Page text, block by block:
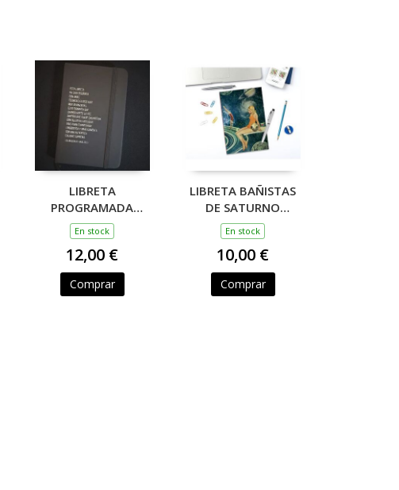
LIBRETA
PROGRAMADA
FILOSÓFICAMENTE
En stock
12,00 €
Comprar
LIBRETA BAÑISTAS
DE SATURNO
EDICION LIMITADA
En stock
10,00 €
Comprar